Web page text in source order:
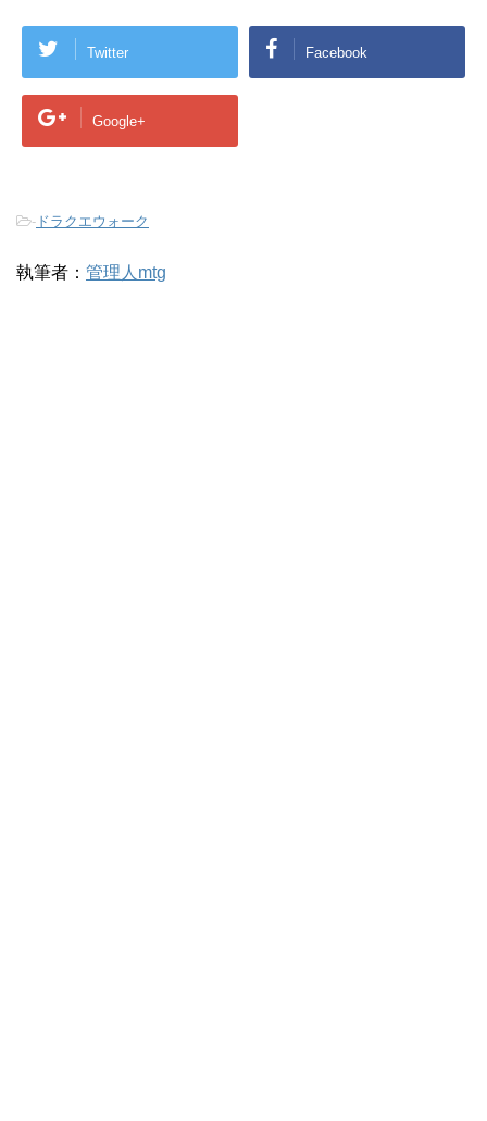
Twitter Facebook
Google+
- ドラクエウォーク
執筆者： 管理人mtg